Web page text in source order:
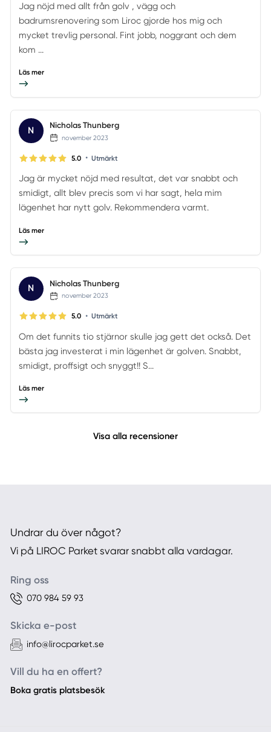
Jag nöjd med allt från golv , vägg och
badrumsrenovering som Liroc gjorde hos mig och
mycket trevlig personal. Fint jobb, noggrant och dem
kom ...
Läs mer
N Nicholas Thunberg
november 2023
5.0 • Utmärkt
Jag är mycket nöjd med resultat, det var snabbt och
smidigt, allt blev precis som vi har sagt, hela mim
lägenhet har nytt golv. Rekommendera varmt.
Läs mer
N Nicholas Thunberg
november 2023
5.0 • Utmärkt
Om det funnits tio stjärnor skulle jag gett det också. Det
bästa jag investerat i min lägenhet är golven. Snabbt,
smidigt, proffsigt och snyggt!! S...
Läs mer
Visa alla recensioner
Undrar du över något?
Vi på LIROC Parket svarar snabbt alla vardagar.
Ring oss
070 984 59 93
Skicka e-post
info@lirocparket.se
Vill du ha en offert?
Boka gratis platsbesök